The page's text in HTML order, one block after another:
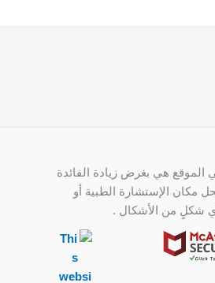
الموقع هي بغرض زيادة الفائدة
مكان الإستشارة الطبية أو
شكلٍ من الأشكال .